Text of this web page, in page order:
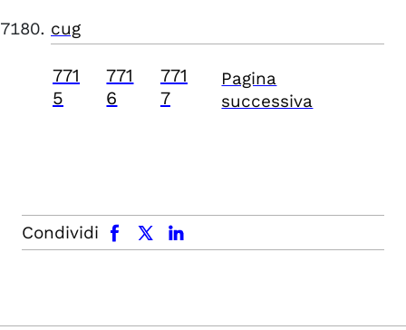
cug
771
5
771
6
771
7
Pagina
successiva
Condividi
facebook x.com linkedin